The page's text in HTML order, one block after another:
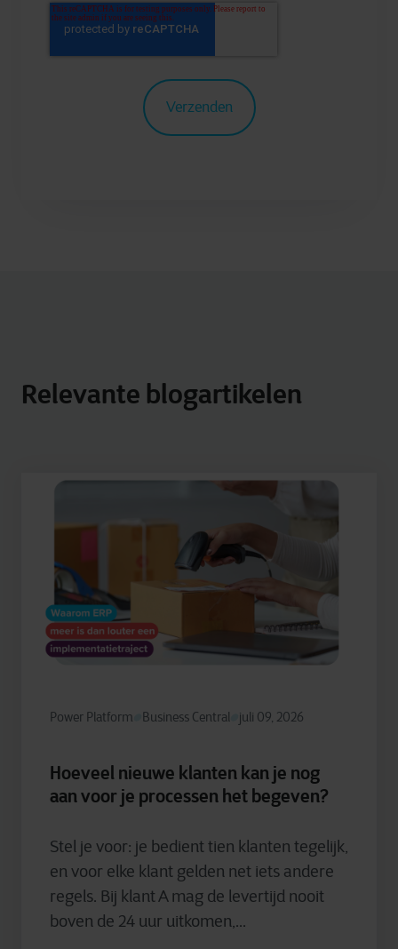
Relevante blogartikelen
Power Platform Business Central juli 09, 2026
Hoeveel nieuwe klanten kan je nog
aan voor je processen het begeven?
Stel je voor: je bedient tien klanten tegelijk,
en voor elke klant gelden net iets andere
regels. Bij klant A mag de levertijd nooit
boven de 24 uur uitkomen,...